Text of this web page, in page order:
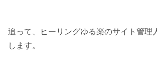
追って、ヒーリングゆる楽のサイト管理
します。